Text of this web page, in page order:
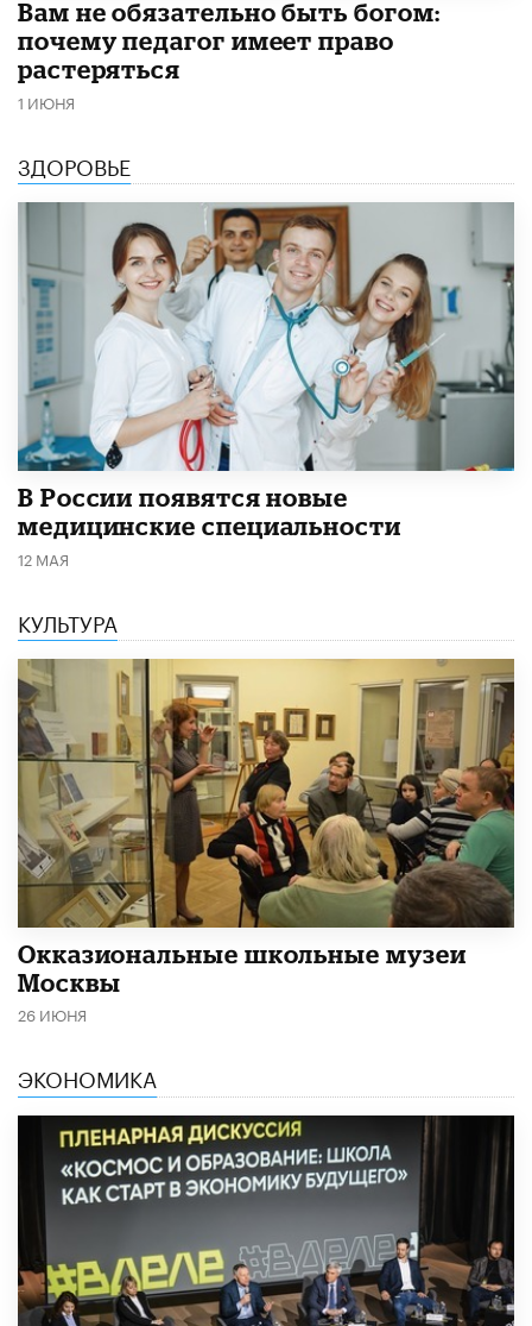
​Вам не обязательно быть богом:
почему педагог имеет право
растеряться
1 ИЮНЯ
ЗДОРОВЬЕ
В России появятся новые
медицинские специальности
12 МАЯ
КУЛЬТУРА
​Окказиональные школьные музеи
Москвы
26 ИЮНЯ
ЭКОНОМИКА